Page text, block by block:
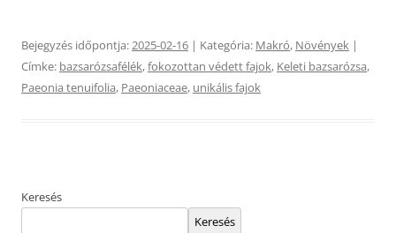
Bejegyzés időpontja:2025-02-16 | Kategória: Makró, Növények |
Címke: bazsarózsafélék,fokozottan védett fajok, Keleti bazsarózsa,
Paeonia tenuifolia, Paeoniaceae, unikális fajok
Keresés
Keresés